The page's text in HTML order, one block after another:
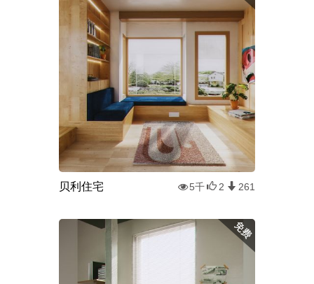
贝利住宅 5千 2 261